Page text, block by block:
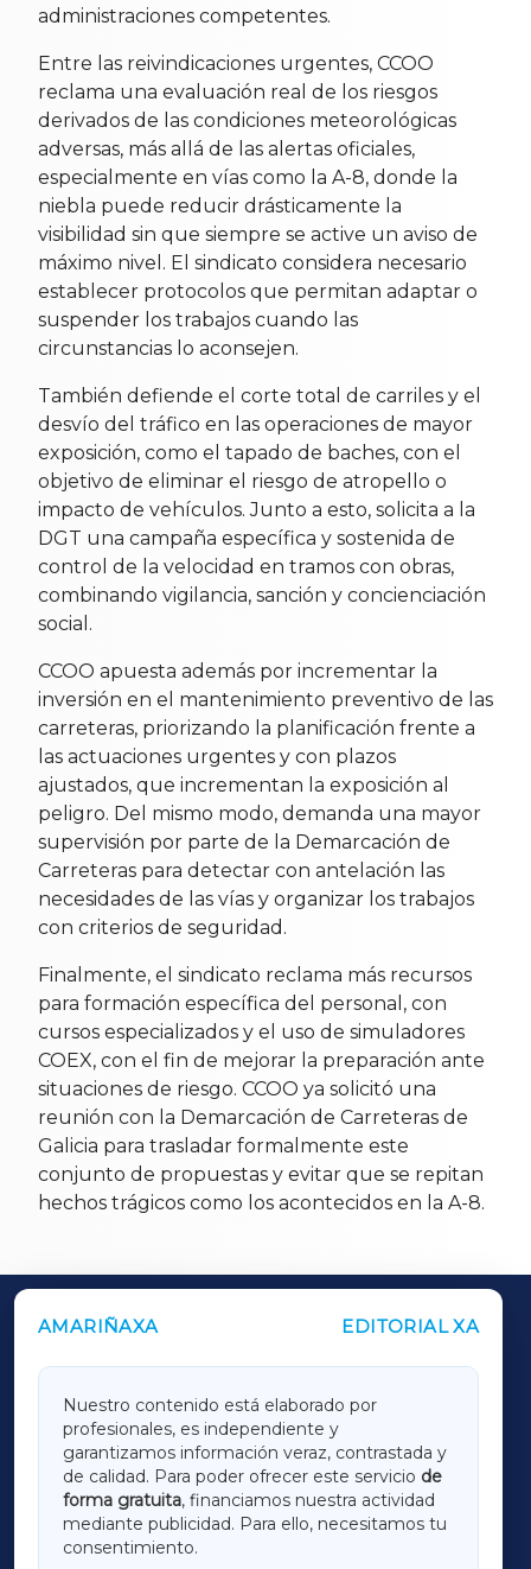
administraciones competentes.
Entre las reivindicaciones urgentes, CCOO
reclama una evaluación real de los riesgos
derivados de las condiciones meteorológicas
adversas, más allá de las alertas oficiales,
especialmente en vías como la A-8, donde la
niebla puede reducir drásticamente la
visibilidad sin que siempre se active un aviso de
máximo nivel. El sindicato considera necesario
establecer protocolos que permitan adaptar o
suspender los trabajos cuando las
circunstancias lo aconsejen.
También defiende el corte total de carriles y el
desvío del tráfico en las operaciones de mayor
exposición, como el tapado de baches, con el
objetivo de eliminar el riesgo de atropello o
impacto de vehículos. Junto a esto, solicita a la
DGT una campaña específica y sostenida de
control de la velocidad en tramos con obras,
combinando vigilancia, sanción y concienciación
social.
CCOO apuesta además por incrementar la
inversión en el mantenimiento preventivo de las
carreteras, priorizando la planificación frente a
las actuaciones urgentes y con plazos
ajustados, que incrementan la exposición al
peligro. Del mismo modo, demanda una mayor
supervisión por parte de la Demarcación de
Carreteras para detectar con antelación las
necesidades de las vías y organizar los trabajos
con criterios de seguridad.
Finalmente, el sindicato reclama más recursos
para formación específica del personal, con
cursos especializados y el uso de simuladores
COEX, con el fin de mejorar la preparación ante
situaciones de riesgo. CCOO ya solicitó una
reunión con la Demarcación de Carreteras de
Galicia para trasladar formalmente este
conjunto de propuestas y evitar que se repitan
hechos trágicos como los acontecidos en la A-8.
AMARIÑAXA EDITORIAL XA
Nuestro contenido está elaborado por
profesionales, es independiente y
garantizamos información veraz, contrastada y
de calidad. Para poder ofrecer este servicio de
forma gratuita, financiamos nuestra actividad
mediante publicidad. Para ello, necesitamos tu
consentimiento.
OUTROS PERIÓDICOS
LUGOXA
TERRACHAXA